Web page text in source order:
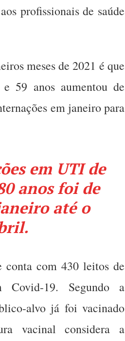
profissionais de saúde
meses de 2021 é que
59 anos aumentou de
em janeiro para
em UTI de
anos foi de
até o
conta com 430 leitos de
Covid-19. Segundo a
alvo já foi vacinado
vacinal considera a